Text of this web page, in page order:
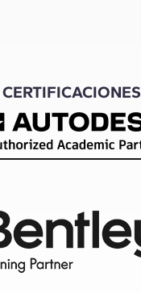
CERTIFICACIONES